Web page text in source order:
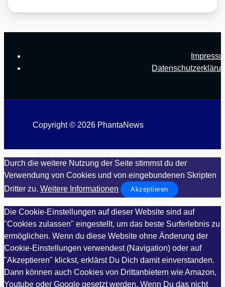
Copyright © 2026 PhantaNews
Durch die weitere Nutzung der Seite stimmst du der
Verwendung von Cookies und von eingebundenen Skripten
Dritter zu. Weitere Informationen Akzeptieren
Die Cookie-Einstellungen auf dieser Website sind auf
"Cookies zulassen" eingestellt, um das beste Surferlebnis zu
ermöglichen. Wenn du diese Website ohne Änderung der
Cookie-Einstellungen verwendest (Navigation) oder auf
"Akzeptieren" klickst, erklärst Du Dich damit einverstanden.
Dann können auch Cookies von Drittanbietern wie Amazon,
Youtube oder Google gesetzt werden. Wenn Du das nicht